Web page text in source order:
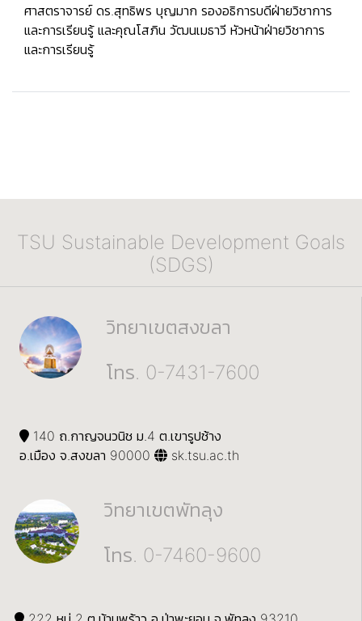
ศาสตราจารย์ ดร.สุทธิพร บุญมาก รองอธิการบดีฝ่ายวิชาการ
และการเรียนรู้ และคุณโสภิน วัฒนเมธาวี หัวหน้าฝ่ายวิชาการ
และการเรียนรู้
TSU Sustainable Development Goals
(SDGS)
วิทยาเขตสงขลา
โทร. 0-7431-7600
140 ถ.กาญจนวนิช ม.4 ต.เขารูปช้าง
อ.เมือง จ.สงขลา 90000
sk.tsu.ac.th
วิทยาเขตพัทลุง
โทร. 0-7460-9600